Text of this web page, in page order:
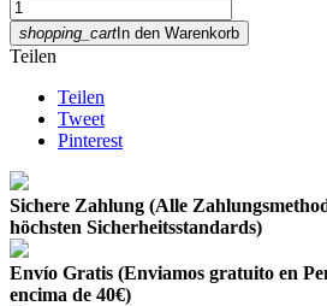
shopping_cartIn den Warenkorb
Teilen
Teilen
Tweet
Pinterest
Sichere Zahlung (Alle
höchsten Sicherheitsstandards)
Envío Gratis (Enviamos gratuito en
encima de 40€)